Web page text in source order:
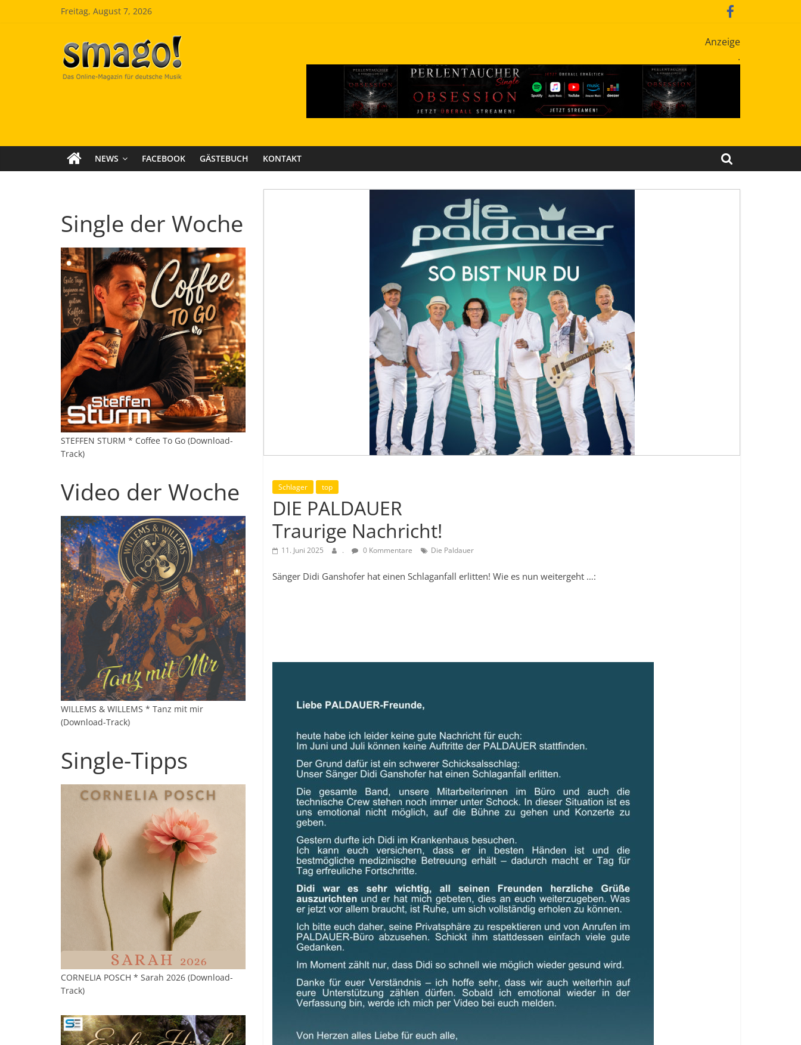
Freitag, August 7, 2026
Smago
SchlagerMAGazinOnline
Anzeige
.
NEWS FACEBOOK GÄSTEBUCH KONTAKT
Schlager top
DIE PALDAUER
Traurige Nachricht!
11. Juni 2025 . 0 Kommentare Die Paldauer
Sänger Didi Ganshofer hat einen Schlaganfall erlitten! Wie es nun weitergeht …:
Single der Woche
STEFFEN STURM * Coffee To Go (Download-
Track)
Video der Woche
WILLEMS & WILLEMS * Tanz mit mir
(Download-Track)
Single-Tipps
CORNELIA POSCH * Sarah 2026 (Download-
Track)